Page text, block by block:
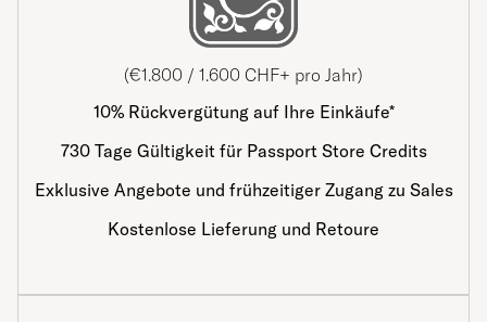
(€1.800 / 1.600 CHF+ pro Jahr)
10% Rückvergütung auf Ihre Einkäufe*
730 Tage Gültigkeit für Passport Store Credits
Exklusive Angebote und frühzeitiger Zugang zu Sales
Kostenlose Lieferung und Retoure